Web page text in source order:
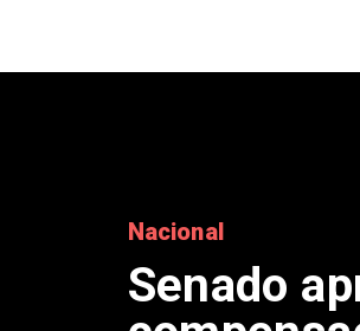
Nacional
Proyecto